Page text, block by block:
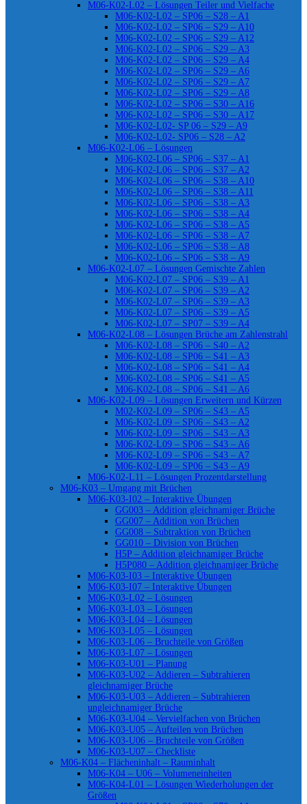
M06-K02-L02 – Lösungen Teiler und Vielfache
M06-K02-L02 – SP06 – S28 – A1
M06-K02-L02 – SP06 – S29 – A10
M06-K02-L02 – SP06 – S29 – A12
M06-K02-L02 – SP06 – S29 – A3
M06-K02-L02 – SP06 – S29 – A4
M06-K02-L02 – SP06 – S29 – A6
M06-K02-L02 – SP06 – S29 – A7
M06-K02-L02 – SP06 – S29 – A8
M06-K02-L02 – SP06 – S30 – A16
M06-K02-L02 – SP06 – S30 – A17
M06-K02-L02- SP 06 – S29 – A9
M06-K02-L02- SP06 – S28 – A2
M06-K02-L06 – Lösungen
M06-K02-L06 – SP06 – S37 – A1
M06-K02-L06 – SP06 – S37 – A2
M06-K02-L06 – SP06 – S38 – A10
M06-K02-L06 – SP06 – S38 – A11
M06-K02-L06 – SP06 – S38 – A3
M06-K02-L06 – SP06 – S38 – A4
M06-K02-L06 – SP06 – S38 – A5
M06-K02-L06 – SP06 – S38 – A7
M06-K02-L06 – SP06 – S38 – A8
M06-K02-L06 – SP06 – S38 – A9
M06-K02-L07 – Lösungen Gemischte Zahlen
M06-K02-L07 – SP06 – S39 – A1
M06-K02-L07 – SP06 – S39 – A2
M06-K02-L07 – SP06 – S39 – A3
M06-K02-L07 – SP06 – S39 – A5
M06-K02-L07 – SP07 – S39 – A4
M06-K02-L08 – Lösungen Brüche am Zahlenstrahl
M06-K02-L08 – SP06 – S40 – A2
M06-K02-L08 – SP06 – S41 – A3
M06-K02-L08 – SP06 – S41 – A4
M06-K02-L08 – SP06 – S41 – A5
M06-K02-L08 – SP06 – S41 – A6
M06-K02-L09 – Lösungen Erweitern und Kürzen
M02-K02-L09 – SP06 – S43 – A5
M06-K02-L09 – SP06 – S43 – A2
M06-K02-L09 – SP06 – S43 – A3
M06-K02-L09 – SP06 – S43 – A6
M06-K02-L09 – SP06 – S43 – A7
M06-K02-L09 – SP06 – S43 – A9
M06-K02-L11 – Lösungen Prozentdarstellung
M06-K03 – Umgang mit Brüchen
M06-K03-I02 – Interaktive Übungen
GG003 – Addition gleichnamiger Brüche
GG007 – Addition von Brüchen
GG008 – Subtraktion von Brüchen
GG010 – Division von Brüchen
H5P – Addition gleichnamiger Brüche
H5P080 – Addition gleichnamiger Brüche
M06-K03-I03 – Interaktive Übungen
M06-K03-I07 – Interaktive Übungen
M06-K03-L02 – Lösungen
M06-K03-L03 – Lösungen
M06-K03-L04 – Lösungen
M06-K03-L05 – Lösungen
M06-K03-L06 – Bruchteile von Größen
M06-K03-L07 – Lösungen
M06-K03-U01 – Planung
M06-K03-U02 – Addieren – Subtrahieren
gleichnamiger Brüche
M06-K03-U03 – Addieren – Subtrahieren
ungleichnamiger Brüche
M06-K03-U04 – Vervielfachen von Brüchen
M06-K03-U05 – Aufteilen von Brüchen
M06-K03-U06 – Bruchteile von Größen
M06-K03-U07 – Checkliste
M06-K04 – Flächeninhalt – Rauminhalt
M06-K04 – U06 – Volumeneinheiten
M06-K04-L01 – Lösungen Wiederholungen der
Größen